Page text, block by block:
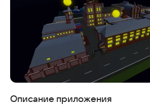
Описание приложения